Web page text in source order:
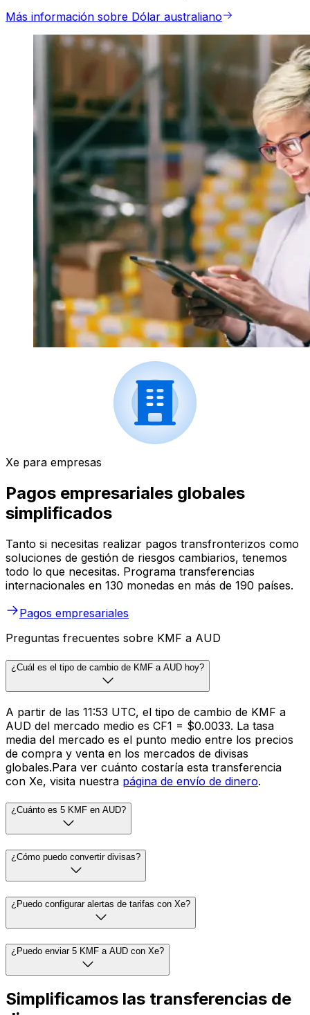
Más información sobre Dólar australiano
Xe para empresas
Pagos empresariales globales
simplificados
Tanto si necesitas realizar pagos transfronterizos como
soluciones de gestión de riesgos cambiarios, tenemos
todo lo que necesitas. Programa transferencias
internacionales en 130 monedas en más de 190 países.
Pagos empresariales
Preguntas frecuentes sobre KMF a AUD
¿Cuál es el tipo de cambio de KMF a AUD hoy?
A partir de las 11:53 UTC, el tipo de cambio de KMF a
AUD del mercado medio es CF1 = $0.0033. La tasa
media del mercado es el punto medio entre los precios
de compra y venta en los mercados de divisas
globales.Para ver cuánto costaría esta transferencia
con Xe, visita nuestra página de envío de dinero.
¿Cuánto es 5 KMF en AUD?
¿Cómo puedo convertir divisas?
¿Puedo configurar alertas de tarifas con Xe?
¿Puedo enviar 5 KMF a AUD con Xe?
Simplificamos las transferencias de